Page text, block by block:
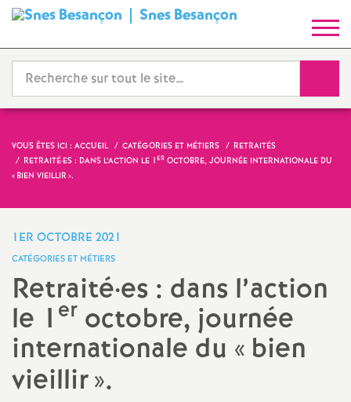
Snes Besançon
y
n
d
a
t
N
VOUS ÊTES ICI : ACCUEIL CATÉGORIES ET MÉTIERS
RETRAITÉS
RETRAITÉ·ES : DANS L’ACTION LE 1ER OCTOBRE, JOURNÉE INTERNATIONALE DU
« BIEN VIEILLIR ».
1ER OCTOBRE 2021
CATÉGORIES ET MÉTIERS
Retraité·es : dans l’action
le 1 er octobre, journée
internationale du « bien
vieillir».